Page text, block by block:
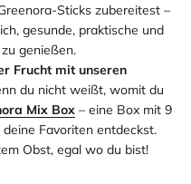
Sticks zubereitest –
gesunde, praktische und
genießen.
Frucht mit unseren
du nicht weißt, womit du
Mix Box – eine Box mit 9
Favoriten entdeckst.
Obst, egal wo du bist!